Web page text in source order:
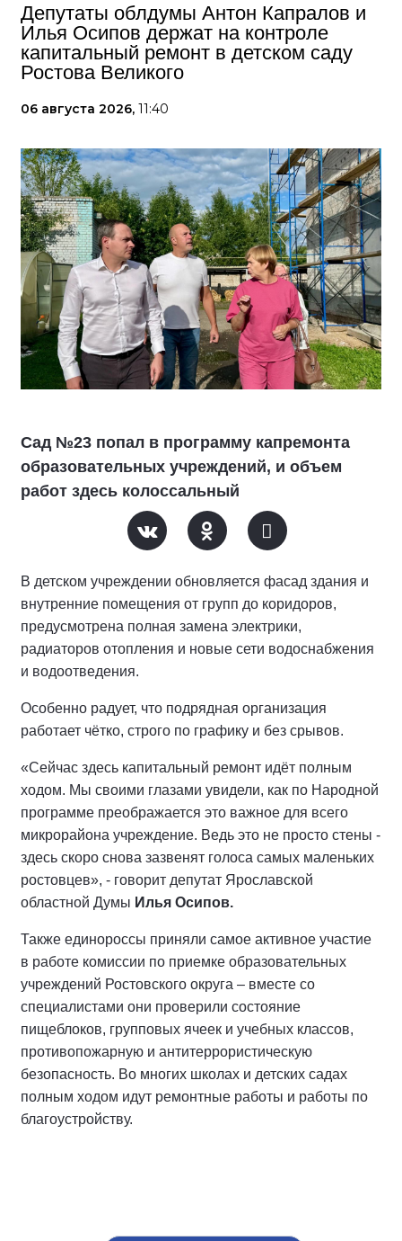
Депутаты облдумы Антон Капралов и
Илья Осипов держат на контроле
капитальный ремонт в детском саду
Ростова Великого
06 августа 2026, 11:40
Сад №23 попал в программу капремонта
образовательных учреждений, и объем
работ здесь колоссальный
В детском учреждении обновляется фасад здания и
внутренние помещения от групп до коридоров,
предусмотрена полная замена электрики,
радиаторов отопления и новые сети водоснабжения
и водоотведения.
Особенно радует, что подрядная организация
работает чётко, строго по графику и без срывов.
«Сейчас здесь капитальный ремонт идёт полным
ходом. Мы своими глазами увидели, как по Народной
программе преображается это важное для всего
микрорайона учреждение. Ведь это не просто стены -
здесь скоро снова зазвенят голоса самых маленьких
ростовцев», - говорит депутат Ярославской
областной Думы Илья Осипов.
Также единороссы приняли самое активное участие
в работе комиссии по приемке образовательных
учреждений Ростовского округа – вместе со
специалистами они проверили состояние
пищеблоков, групповых ячеек и учебных классов,
противопожарную и антитеррористическую
безопасность. Во многих школах и детских садах
полным ходом идут ремонтные работы и работы по
благоустройству.